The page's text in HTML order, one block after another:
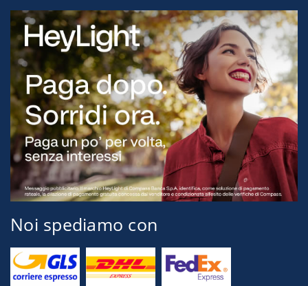
Noi spediamo con